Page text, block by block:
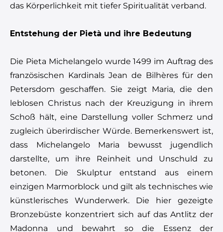
das Körperlichkeit mit tiefer Spiritualität verband.
Entstehung der Pietà und ihre Bedeutung
Die Pieta Michelangelo wurde 1499 im Auftrag des
französischen Kardinals Jean de Bilhères für den
Petersdom geschaffen. Sie zeigt Maria, die den
leblosen Christus nach der Kreuzigung in ihrem
Schoß hält, eine Darstellung voller Schmerz und
zugleich überirdischer Würde. Bemerkenswert ist,
dass Michelangelo Maria bewusst jugendlich
darstellte, um ihre Reinheit und Unschuld zu
betonen. Die Skulptur entstand aus einem
einzigen Marmorblock und gilt als technisches wie
künstlerisches Wunderwerk. Die hier gezeigte
Bronzebüste konzentriert sich auf das Antlitz der
Madonna und bewahrt so die Essenz der